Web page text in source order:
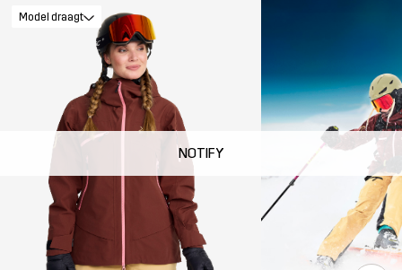
NOTIFY
Model draagt